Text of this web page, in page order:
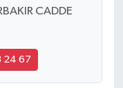
CADDE
24 67